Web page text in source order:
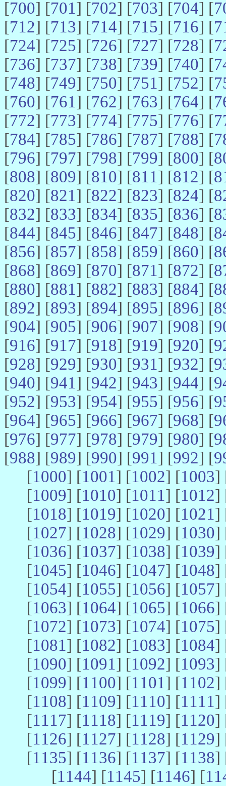
[700] [701] [702] [703] [704] [
[712] [713] [714] [715] [716] [
[724] [725] [726] [727] [728] [
[736] [737] [738] [739] [740] [
[748] [749] [750] [751] [752] [
[760] [761] [762] [763] [764] [
[772] [773] [774] [775] [776] [
[784] [785] [786] [787] [788] [
[796] [797] [798] [799] [800] [
[808] [809] [810] [811] [812] [
[820] [821] [822] [823] [824] [
[832] [833] [834] [835] [836] [
[844] [845] [846] [847] [848] [
[856] [857] [858] [859] [860] [
[868] [869] [870] [871] [872] [
[880] [881] [882] [883] [884] [
[892] [893] [894] [895] [896] [
[904] [905] [906] [907] [908] [
[916] [917] [918] [919] [920] [
[928] [929] [930] [931] [932] [
[940] [941] [942] [943] [944] [
[952] [953] [954] [955] [956] [
[964] [965] [966] [967] [968] [
[976] [977] [978] [979] [980] [
[988] [989] [990] [991] [992] [
[1000] [1001] [1002] [1003]
[1009] [1010] [1011] [1012]
[1018] [1019] [1020] [1021]
[1027] [1028] [1029] [1030]
[1036] [1037] [1038] [1039]
[1045] [1046] [1047] [1048]
[1054] [1055] [1056] [1057]
[1063] [1064] [1065] [1066]
[1072] [1073] [1074] [1075]
[1081] [1082] [1083] [1084]
[1090] [1091] [1092] [1093]
[1099] [1100] [1101] [1102]
[1108] [1109] [1110] [1111]
[1117] [1118] [1119] [1120]
[1126] [1127] [1128] [1129]
[1135] [1136] [1137] [1138]
[1144] [1145] [1146] [